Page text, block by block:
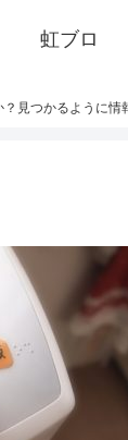
虹ブロ
見つかるように情